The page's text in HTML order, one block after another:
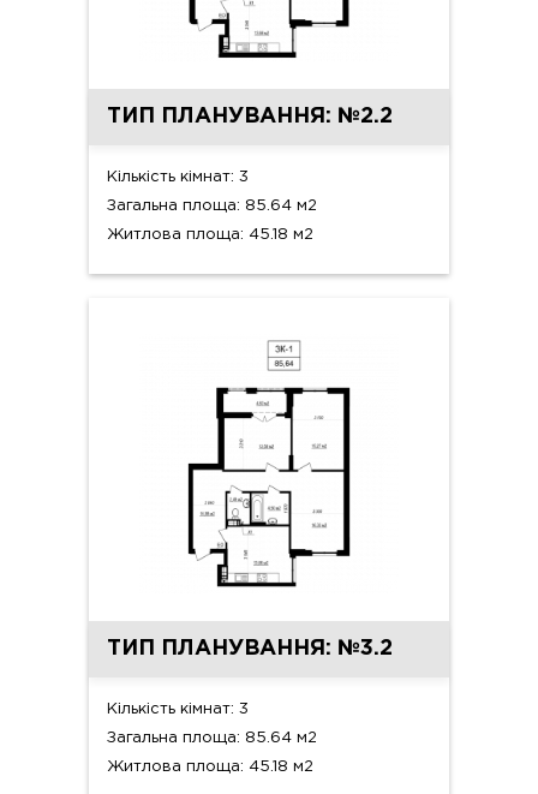
ТИП ПЛАНУВАННЯ: №2.2
Кількість кімнат: 3
Загальна площа: 85.64 м2
Житлова площа: 45.18 м2
ТИП ПЛАНУВАННЯ: №3.2
Кількість кімнат: 3
Загальна площа: 85.64 м2
Житлова площа: 45.18 м2